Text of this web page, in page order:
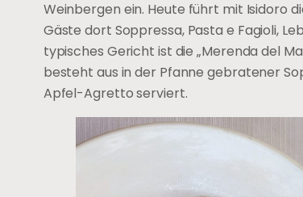
Weinbergen ein. Heute führt mit Isidoro
Gäste dort Soppressa, Pasta e Fagioli,
typisches Gericht ist die „Merenda del
besteht aus in der Pfanne gebratener
Apfel-Agretto serviert.